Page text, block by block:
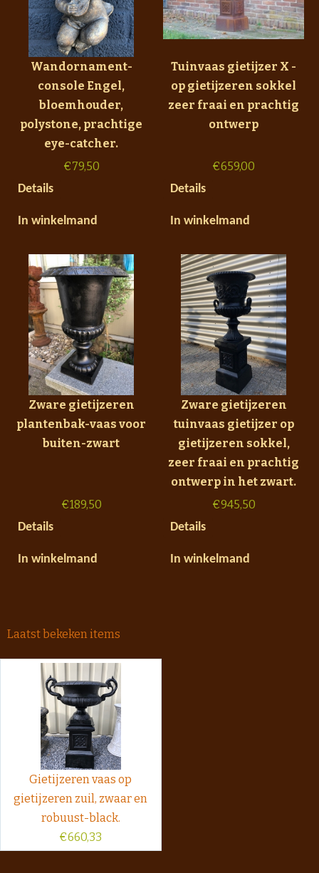
Wandornament-
console Engel,
bloemhouder,
polystone, prachtige
eye-catcher.
€79,50
Details
In winkelmand
Tuinvaas gietijzer X -
op gietijzeren sokkel
zeer fraai en prachtig
ontwerp
€659,00
Details
In winkelmand
Zware gietijzeren
plantenbak-vaas voor
buiten-zwart
€189,50
Details
In winkelmand
Zware gietijzeren
tuinvaas gietijzer op
gietijzeren sokkel,
zeer fraai en prachtig
ontwerp in het zwart.
€945,50
Details
In winkelmand
Laatst bekeken items
Gietijzeren vaas op
gietijzeren zuil, zwaar en
robuust-black.
€660,33